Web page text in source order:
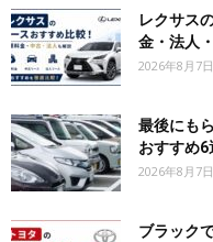
レクサス
金・法人
2026年8月7
最後にも
おすすめ6
2026年8月7
ブラック